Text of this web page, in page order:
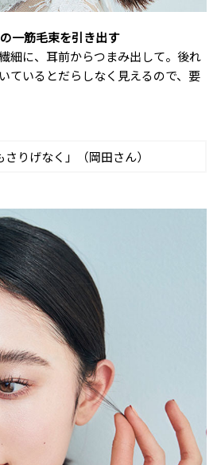
一筋毛束を引き出す
細に、耳前からつまみ出して。後れ
ているとだらしなく見えるので、要
さりげなく」（岡田さん）